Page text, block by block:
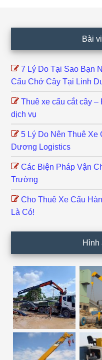
Bài
7 Lý Do Tại Sao Bạn
Cẩu Chở Cây Tại Linh
Thuê xe cẩu cắt cây –
dịch vụ
5 Lý Do Nên Thuê Xe
Dương Logistics
Các Biện Pháp Vận
Trường
Cho Thuê Xe Cẩu
Là Có!
Hình